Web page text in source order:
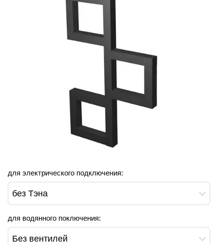
для электрического подключения:
без Тэна
для водянного поключения:
Без вентилей